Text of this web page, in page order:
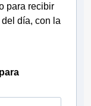
para recibir
día, con la